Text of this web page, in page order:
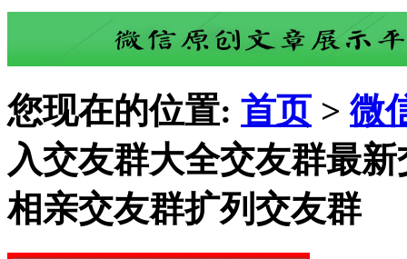
您现在的位置: 首页 >微
入交友群大全交友群最
相亲交友群扩列交友群